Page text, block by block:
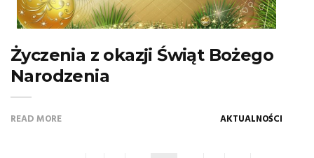
Życzenia z okazji Świąt Bożego
Narodzenia
READ MORE AKTUALNOŚCI